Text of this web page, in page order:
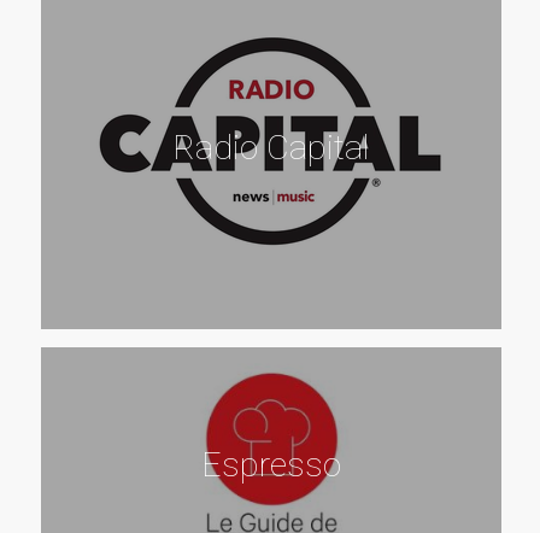
Radio Capital
Espresso